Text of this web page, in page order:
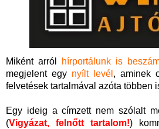
Miként arról hírportálunk is
megjelent egy nyílt levél , aminek
felvetések tartalmával azóta többen
Egy ideig a címzett nem szólalt
(Vigyázat, felnőtt tartalom!)